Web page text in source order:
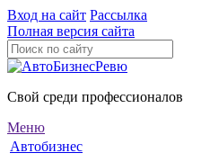
Вход на сайт Рассылка
Полная версия сайта
Свой среди профессионалов
Меню
Автобизнес